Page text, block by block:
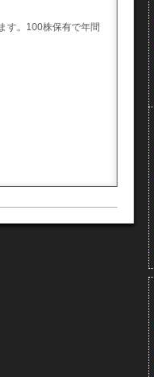
す。100株保有で年間